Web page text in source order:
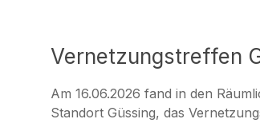
Vernetzungstreffen
Am 16.06.2026 fand in den
Standort Güssing, das